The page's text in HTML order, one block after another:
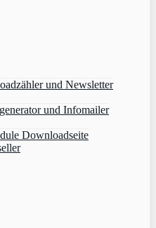
und Newsletter
und Infomailer
Downloadseite